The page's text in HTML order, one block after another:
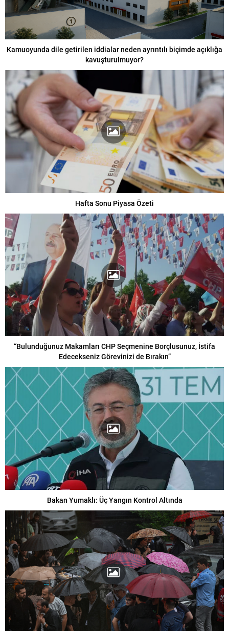
Kamuoyunda dile getirilen iddialar neden ayrıntılı biçimde açıklığa
kavuşturulmuyor?
Hafta Sonu Piyasa Özeti
“Bulunduğunuz Makamları CHP Seçmenine Borçlusunuz, İstifa
Edecekseniz Görevinizi de Bırakın”
Bakan Yumaklı: Üç Yangın Kontrol Altında